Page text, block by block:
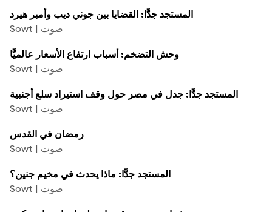
المستجد جدًّا: القضايا بين جوني ديب وأمبر هيرد
Sowt | صوت
وحش التضخم: أسباب ارتفاع الأسعار عالميًّا
Sowt | صوت
المستجد جدًّا: جدل في مصر حول وقف استيراد سلع أجنبية
Sowt | صوت
رمضان في القدس
Sowt | صوت
المستجد جدًّا: ماذا يحدث في مخيم جنين؟
Sowt | صوت